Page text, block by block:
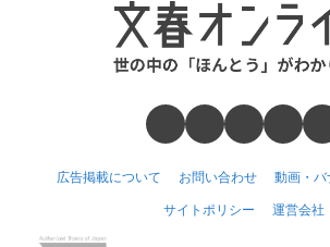
広告掲載について お問い合わせ 動画・バ
サイトポリシー 運営会社